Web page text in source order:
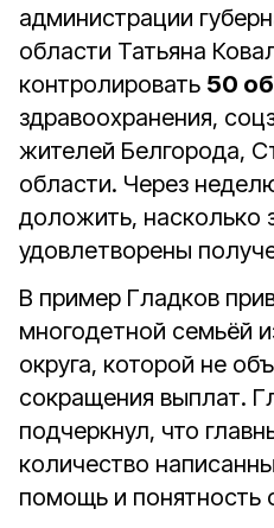
администрации
области Татьяна
контролировать 50
здравоохранения,
жителей Белгорода,
области. Через
доложить, насколько
удовлетворены
В пример Гладков
многодетной семьёй
округа, которой не
сокращения выплат.
подчеркнул, что
количество
помощь и понятность